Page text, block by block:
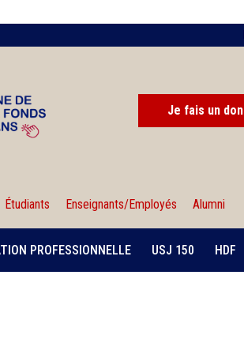
Je fais un don
Étudiants Enseignants/Employés Alumni
PROFESSIONNELLE USJ 150 HDF